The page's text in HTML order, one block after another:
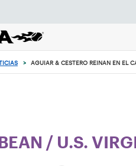
> AGUIAR & CESTERO REINAN EN EL
/ U.S.